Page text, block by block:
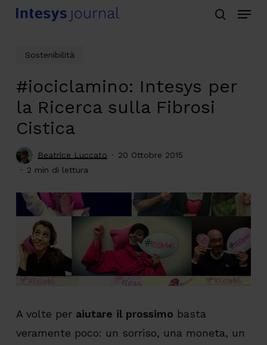
Skip
Menu
Sostenibilità
#iociclamino: Intesys per
la Ricerca sulla Fibrosi
Cistica
Beatrice Luccato
20 Ottobre 2015
2 min di lettura
A volte per aiutare il prossimo basta
veramente poco: un sorriso, una moneta, un